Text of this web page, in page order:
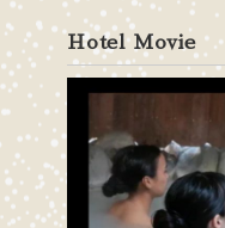
Hotel Movie